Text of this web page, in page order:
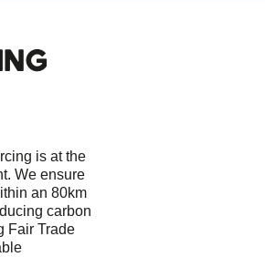
is at the
We ensure
an 80km
carbon
Fair Trade